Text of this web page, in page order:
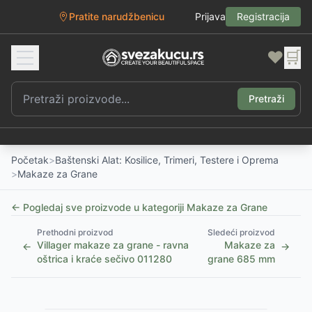
Pratite narudžbenicu Prijava Registracija
❤️ 🛒
Pretraži
Početak>Baštenski Alat: Kosilice, Trimeri, Testere i Oprema
>Makaze za Grane
← Pogledaj sve proizvode u kategoriji Makaze za Grane
←
Prethodni proizvod
Villager makaze za grane - ravna
oštrica i kraće sečivo 011280
Sledeći proizvod
Makaze za
grane 685 mm
→